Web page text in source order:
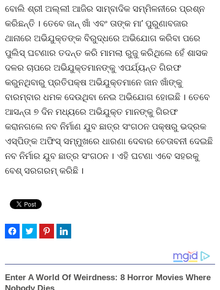
ବୋଲି ଶ୍ରୀ ଅଲ୍ଲୀ ଆଜିର ସାମ୍ବାଦିକ ସମ୍ମିଳନୀରେ ପ୍ରଶ୍ନ
କରିଛନ୍ତି । ତେବେ ଜାନ୍ ଖାଁ ଏବଂ ତାଙ୍କ ମା’ ପୁରୁଣାବଜାର
ଥାନାରେ ଅଭିଯୁକ୍ତଙ୍କ ବିରୁଦ୍ଧରେ ଅଭିଯୋଗ କରିବା ପରେ
ପୁଲିସ୍ ଘଟଣାର ତଦନ୍ତ କରି ମାମଲା ରୁଜୁ କରିଥିଲେ ହେଁ ଶାସକ
ଦଳର ଚାପରେ ଅଭିଯୁକ୍ତମାନଙ୍କୁ ଏପର୍ଯ୍ୟନ୍ତ ଗିରଫ
କରୁନଥିବାରୁ ପ୍ରତିପକ୍ଷ ଅଭିଯୁକ୍ତମାନେ ଜାନ ଖାଁଙ୍କୁ
ବାରମ୍ବାର ଧମକ ଦେଉଥିବା ନେଇ ଅଭିଯୋଗ ହୋଇଛି । ତେବେ
ଆସନ୍ତା ୭ ଦିନ ମଧ୍ୟରେ ଅଭିଯୁକ୍ତ ମାନଙ୍କୁ ଗିରଫ
କରାନଗଲେ ନବ ନିର୍ମାଣ ଯୁବ ଛାତ୍ର ସଂଗଠନ ପକ୍ଷରୁ ଭଦ୍ରକ
ଏସ୍‌ପିଙ୍କ ଅଫିସ୍ ସମ୍ମୁଖରେ ଧାରଣା ଦେବାର ଚେତାବନୀ ଦେଇଛି
ନବ ନିର୍ମାର ଯୁବ ଛାତ୍ର ସଂଗଠନ । ଏହି ଘଟଣା ଏବେ ସହରକୁ
ବେଶ୍ ସରଗରମ୍ କରିଛି ।